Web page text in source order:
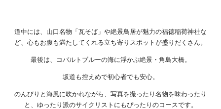
道中には、山口名物「瓦そば」や絶景鳥居が魅力の福徳稲荷神社な
ど、心もお腹も満たしてくれる立ち寄りスポットが盛りだくさん。
最後は、コバルトブルーの海に浮かぶ絶景・角島大橋。
坂道も控えめで初心者でも安心。
のんびりと海風に吹かれながら、写真を撮ったり名物を味わったり
と、ゆったり派のサイクリストにもぴったりのコースです。